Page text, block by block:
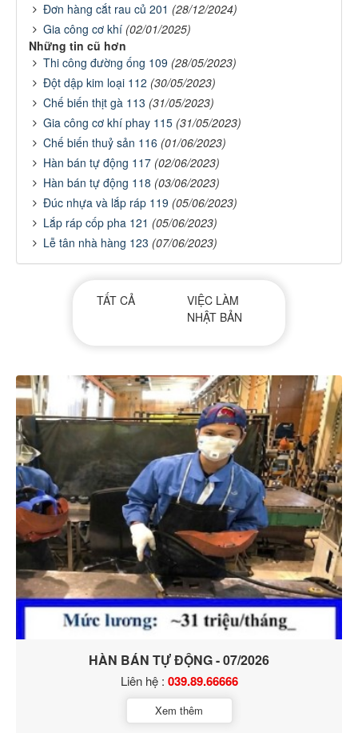
Đơn hàng cắt rau củ 201 (28/12/2024)
Gia công cơ khí (02/01/2025)
Những tin cũ hơn
Thi công đường ống 109 (28/05/2023)
Đột dập kim loại 112 (30/05/2023)
Chế biến thịt gà 113 (31/05/2023)
Gia công cơ khí phay 115 (31/05/2023)
Chế biến thuỷ sản 116 (01/06/2023)
Hàn bán tự động 117 (02/06/2023)
Hàn bán tự động 118 (03/06/2023)
Đúc nhựa và lắp ráp 119 (05/06/2023)
Lắp ráp cốp pha 121 (05/06/2023)
Lễ tân nhà hàng 123 (07/06/2023)
TẤT CẢ
VIỆC LÀM
NHẬT BẢN
HÀN BÁN TỰ ĐỘNG - 07/2026
Liên hệ : 039.89.66666
Xem thêm